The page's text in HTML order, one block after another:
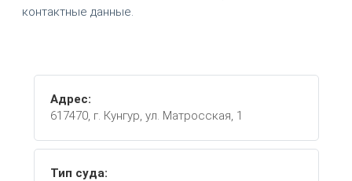
контактные данные.
Адрес:
617470, г. Кунгур, ул. Матросская, 1
Тип суда: